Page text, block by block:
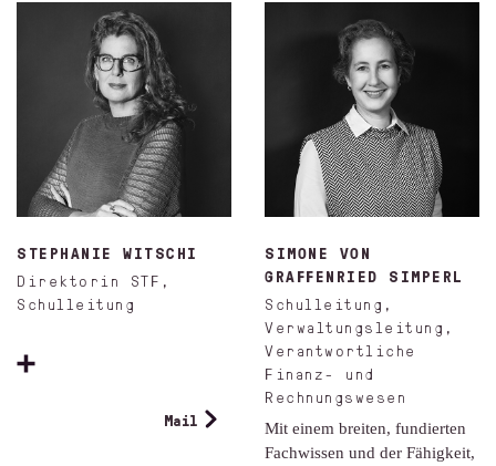
STEPHANIE WITSCHI
Direktorin STF,
Schulleitung
Mail
SIMONE VON
GRAFFENRIED SIMPERL
Schulleitung,
Verwaltungsleitung,
Verantwortliche
Finanz- und
Rechnungswesen
Mit einem breiten, fundierten
Fachwissen und der Fähigkeit,